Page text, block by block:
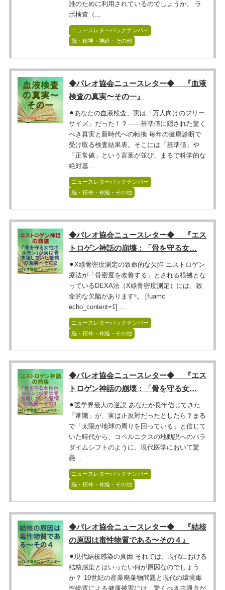
誰のために利用されているのでしょうか。 ラ
ボ検査（...
ニュースレターバックナンバー
脳・精神・神経・その他
◆パレオ協会ニュースレター◆ 『血液
検査の真実〜その一』
⚫︎あなたの血液検査、実は「万人向けのフリー
サイズ」だった！？――基準値に隠された驚く
べき真実と新時代への転換 毎年の健康診断で
受け取る検査結果表。そこには「基準値」や
「正常値」という言葉が並び、まるで科学的な
絶対基...
ニュースレターバックナンバー
脳・精神・神経・その他
◆パレオ協会ニュースレター◆ 『エス
トロゲン神話の崩壊：「骨を守る女…
⚫︎X線骨密度測定の致命的な欠陥 エストロゲン
療法が「骨密度を改善する」とされる根拠とな
っているDEXA法（X線骨密度測定）には、致
命的な欠陥があります⁶。 [fuamc
echo_content=1] ...
ニュースレターバックナンバー
脳・精神・神経・その他
◆パレオ協会ニュースレター◆ 『エス
トロゲン神話の崩壊：「骨を守る女…
⚫︎医学界最大の逆説 あなたが長年信じてきた
「常識」が、実は正反対だったとしたら？まる
で「太陽が地球の周りを回っている」と信じて
いた時代から、コペルニクスの地動説へのパラ
ダイムシフトのように、現代医学において驚
愚...
ニュースレターバックナンバー
脳・精神・神経・その他
◆パレオ協会ニュースレター◆ 『結核
の原因は毒性物質である〜その４』
⚫︎現代結核感染の真因 それでは、現代における
結核感染とはいったい何が原因なのでしょう
か？ 19世紀の産業廃棄物問題と現代の環境毒
性物質による健康被害には、驚くべき共通点が